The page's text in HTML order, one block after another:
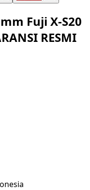
Fuji X-S20
RESMI